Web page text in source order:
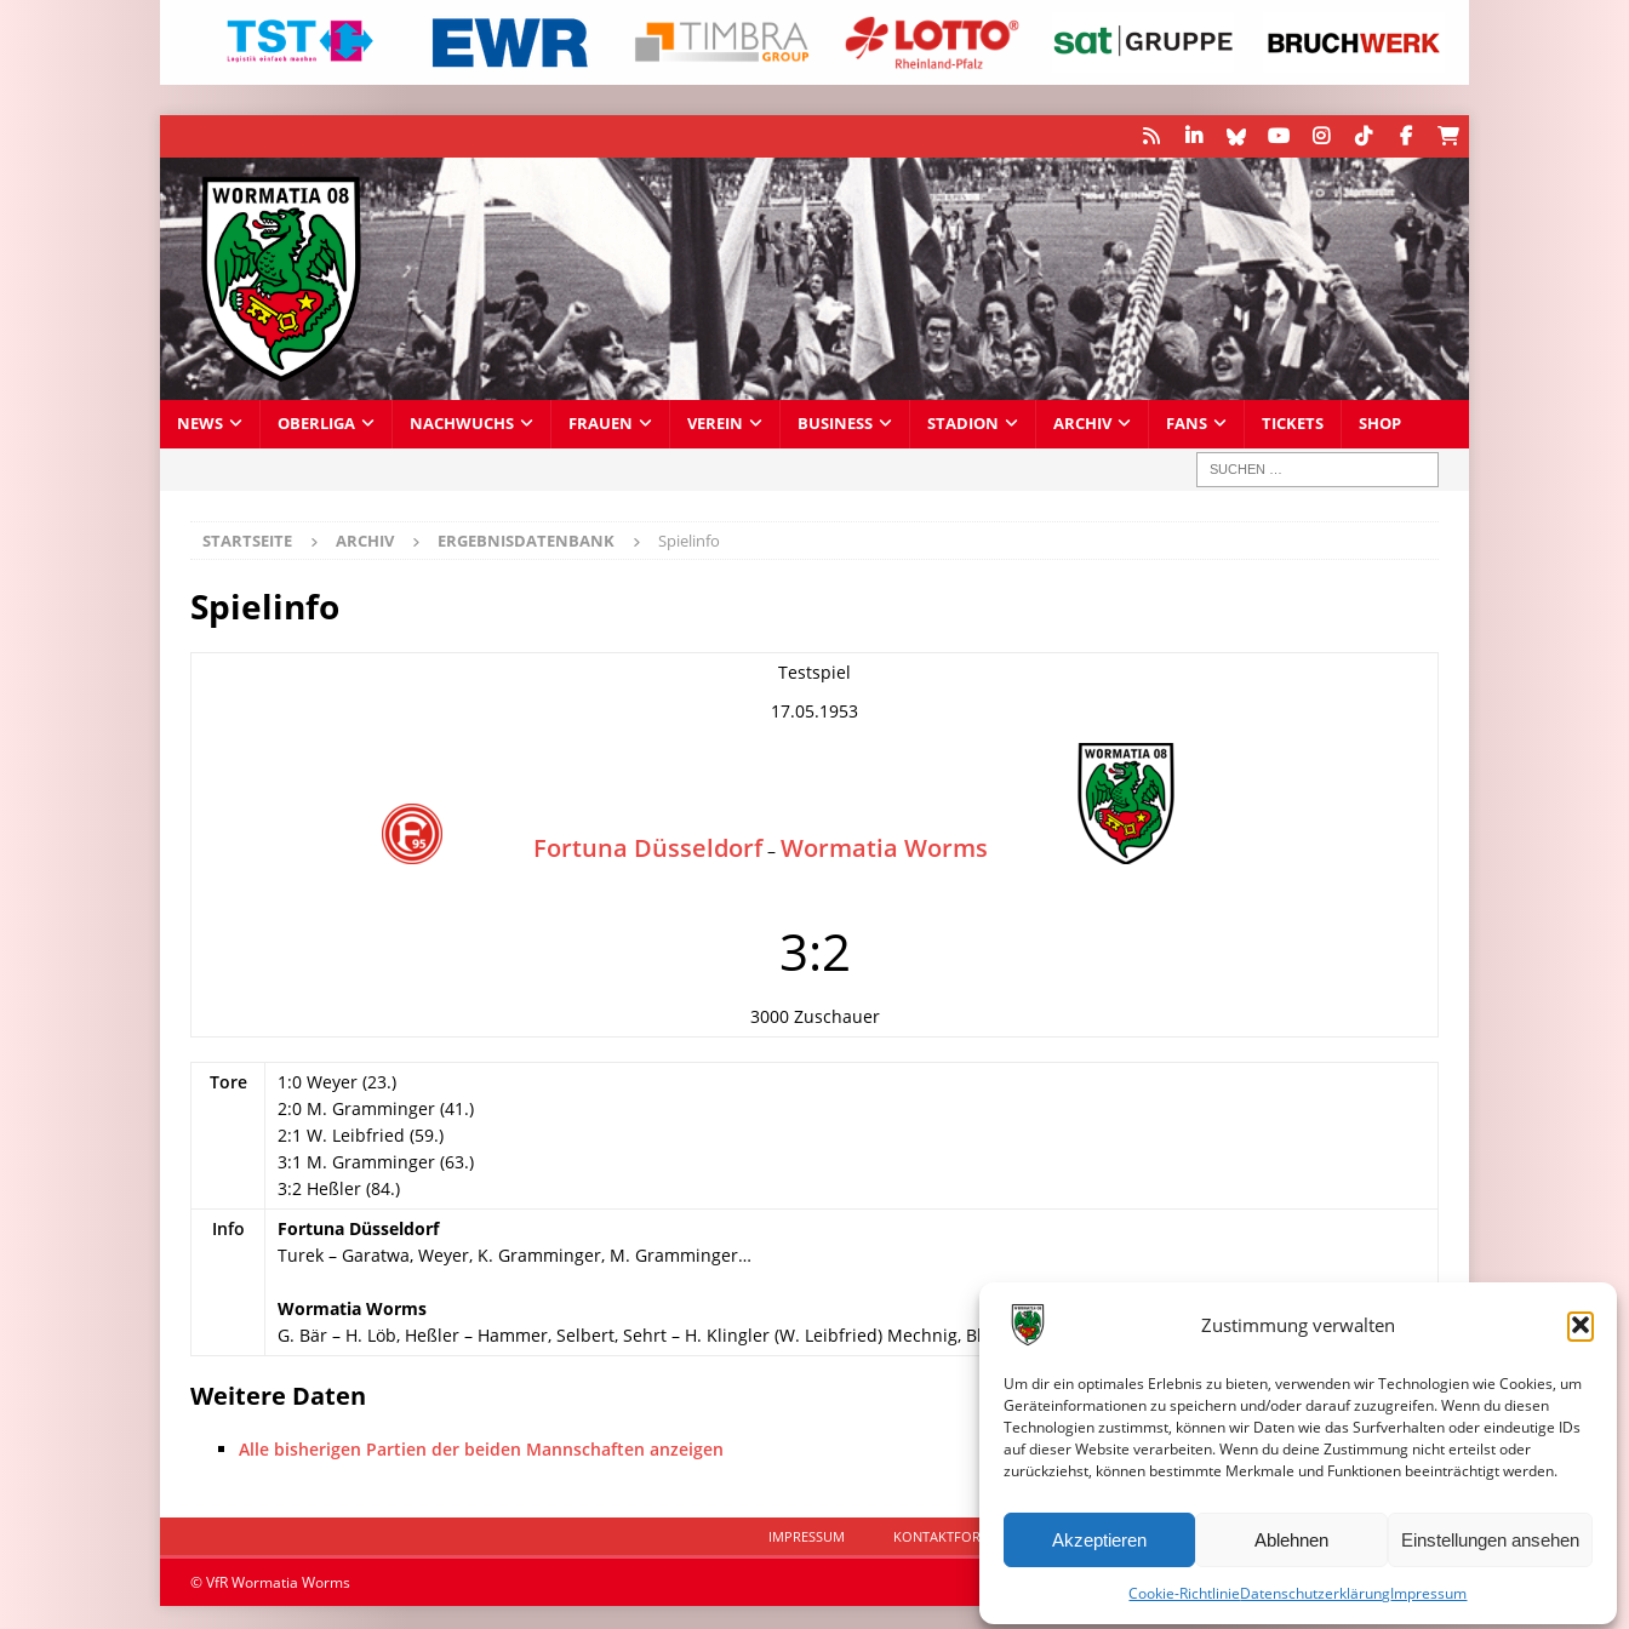
Zustimmung verwalten
Um dir ein optimales Erlebnis zu bieten, verwenden wir Technologien wie Cookies, um
Geräteinformationen zu speichern und/oder darauf zuzugreifen. Wenn du diesen
Technologien zustimmst, können wir Daten wie das Surfverhalten oder eindeutige IDs
auf dieser Website verarbeiten. Wenn du deine Zustimmung nicht erteilst oder
zurückziehst, können bestimmte Merkmale und Funktionen beeinträchtigt werden.
Akzeptieren Ablehnen Einstellungen ansehen
Cookie-RichtlinieDatenschutzerklärungImpressum
NEWS OBERLIGA NACHWUCHS FRAUEN VEREIN BUSINESS STADION ARCHIV FANS TICKETS SHOP
STARTSEITE ARCHIV ERGEBNISDATENBANK Spielinfo
Spielinfo
Testspiel
17.05.1953
Fortuna Düsseldorf – Wormatia Worms
3:2
3000 Zuschauer
Tore
1:0 Weyer (23.)
2:0 M. Gramminger (41.)
2:1 W. Leibfried (59.)
3:1 M. Gramminger (63.)
3:2 Heßler (84.)
Info
Fortuna Düsseldorf
Turek – Garatwa, Weyer, K. Gramminger, M. Gramminger…
Wormatia Worms
G. Bär – H. Löb, Heßler – Hammer, Selbert, Sehrt – H. Klingler (W. Leibfried) Mechnig, Blankenberger, Bogert, H. Müller.
Weitere Daten
Alle bisherigen Partien der beiden Mannschaften anzeigen
IMPRESSUM KONTAKTFORMULAR DATENSCHUTZERKLÄRUNG COOKIE-RICHTLINIE (EU)
© VfR Wormatia Worms